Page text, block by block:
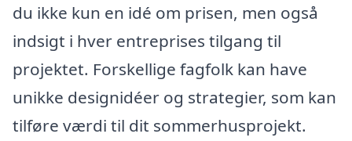
du ikke kun en idé om prisen, men også
indsigt i hver entreprises tilgang til
projektet. Forskellige fagfolk kan have
unikke designidéer og strategier, som kan
tilføre værdi til dit sommerhusprojekt.